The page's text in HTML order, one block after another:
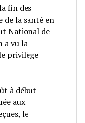
fin des
de la santé en
National de
a vu la
privilège
à début
aux
le